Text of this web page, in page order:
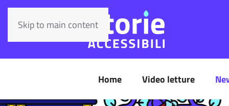
Skip to main content
Home Video letture